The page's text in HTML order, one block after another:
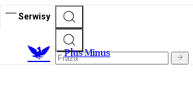
Serwisy
Plus Minus